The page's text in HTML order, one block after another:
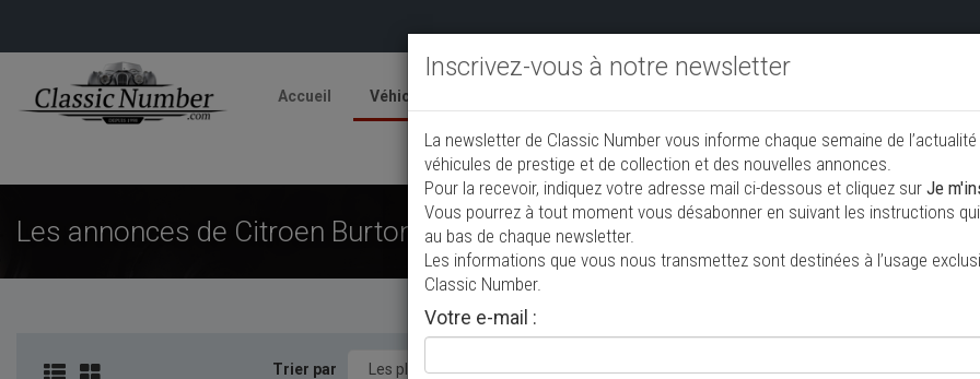
Accueil Véhicules
Ajouter une annonce
Les annonces de Citroen Burton de collection à vendre
Trier par
Inscrivez-vous à notre newsletter
La newsletter de Classic Number vous informe chaque semaine de
véhicules de prestige et de collection et des nouvelles annonces.
Pour la recevoir, indiquez votre adresse mail ci-dessous et cliquez sur Je
Vous pourrez à tout moment vous désabonner en suivant les instructions
au bas de chaque newsletter.
Les informations que vous nous transmettez sont destinées à l’usage
Classic Number.
Votre e-mail :